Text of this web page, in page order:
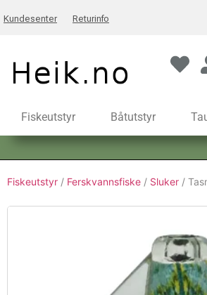
Kundesenter Returinfo
Fiskeutstyr Båtutstyr
Fiskeutstyr / Ferskvannsfiske / Sluker /